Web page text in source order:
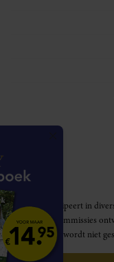
Royalty participeert in
dat Royalty commissies
Deze website wordt niet